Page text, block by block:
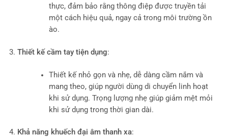
thực, đảm bảo rằng thông điệp được truyền tải
một cách hiệu quả, ngay cả trong môi trường ồn
ào.
Thiết kế cầm tay tiện dụng:
Thiết kế nhỏ gọn và nhẹ, dễ dàng cầm nắm và
mang theo, giúp người dùng di chuyển linh hoạt
khi sử dụng. Trọng lượng nhẹ giúp giảm mệt mỏi
khi sử dụng trong thời gian dài.
Khả năng khuếch đại âm thanh xa: